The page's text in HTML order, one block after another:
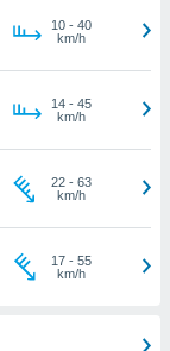
10- 40
km/h
14- 45
km/h
22- 63
km/h
17- 55
km/h